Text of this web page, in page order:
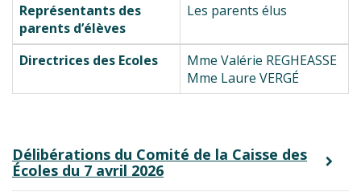
Représentants des
parents d’élèves
Les parents élus
Directrices des Ecoles
Mme Valérie REGHEASSE
Mme Laure VERGÉ
Délibérations du Comité de la Caisse des
Écoles du 7 avril 2026